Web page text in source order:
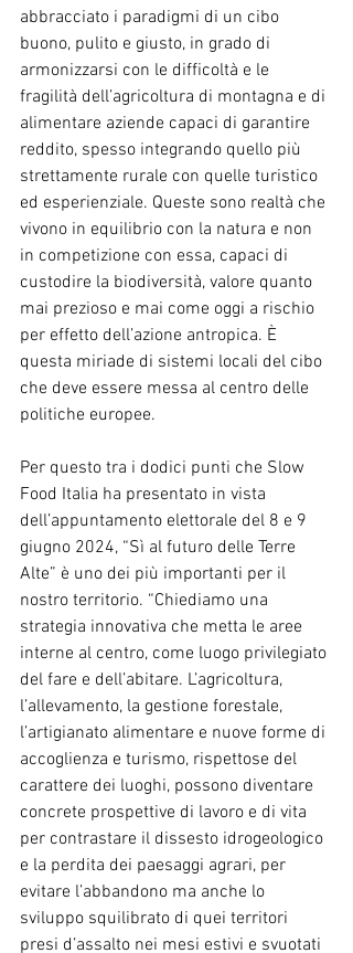
abbracciato i paradigmi di un cibo
buono, pulito e giusto, in grado di
armonizzarsi con le difficoltà e le
fragilità dell’agricoltura di montagna e di
alimentare aziende capaci di garantire
reddito, spesso integrando quello più
strettamente rurale con quelle turistico
ed esperienziale. Queste sono realtà che
vivono in equilibrio con la natura e non
in competizione con essa, capaci di
custodire la biodiversità, valore quanto
mai prezioso e mai come oggi a rischio
per effetto dell’azione antropica. È
questa miriade di sistemi locali del cibo
che deve essere messa al centro delle
politiche europee.
Per questo tra i dodici punti che Slow
Food Italia ha presentato in vista
dell’appuntamento elettorale del 8 e 9
giugno 2024, “Sì al futuro delle Terre
Alte” è uno dei più importanti per il
nostro territorio. “Chiediamo una
strategia innovativa che metta le aree
interne al centro, come luogo privilegiato
del fare e dell’abitare. L’agricoltura,
l’allevamento, la gestione forestale,
l’artigianato alimentare e nuove forme di
accoglienza e turismo, rispettose del
carattere dei luoghi, possono diventare
concrete prospettive di lavoro e di vita
per contrastare il dissesto idrogeologico
e la perdita dei paesaggi agrari, per
evitare l’abbandono ma anche lo
sviluppo squilibrato di quei territori
presi d’assalto nei mesi estivi e svuotati